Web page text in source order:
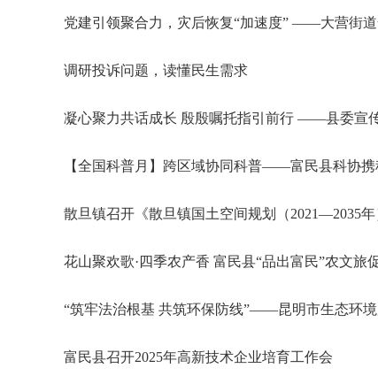
党建引领聚合力，灾后恢复“加速度” ——大营街
调研投诉问题，读懂民生需求
凝心聚力共话成长 殷殷嘱托指引前行 ——县委宣
【全国科普月】跨区域协同科普——富民县科协
散旦镇召开《散旦镇国土空间规划（2021—2035
花山聚欢歌·四季农产香 富民县“品出富民”农文
“筑牢法治根基 共筑环保防线”——昆明市生态环
富民县召开2025年高新技术企业培育工作会